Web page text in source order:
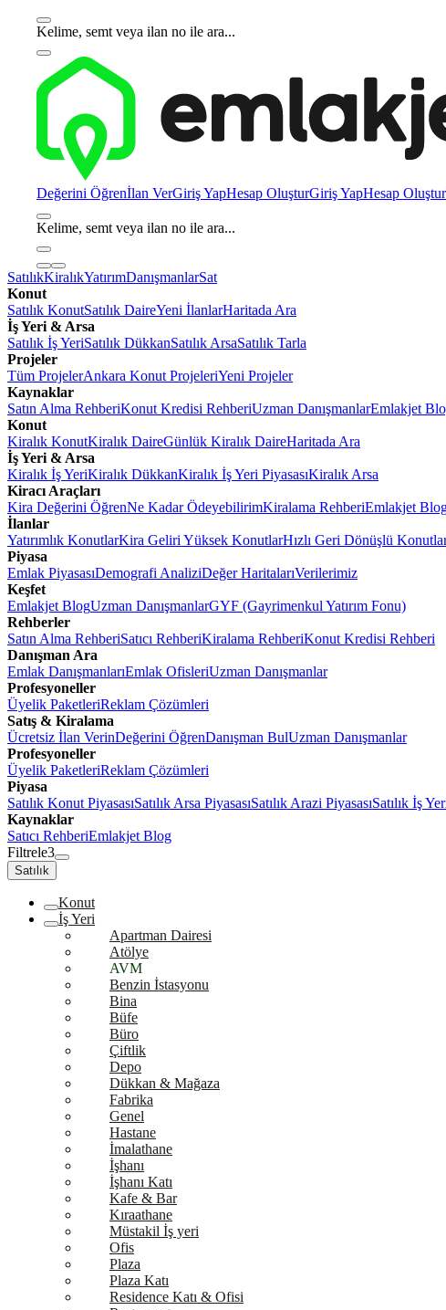
Kelime, semt veya ilan no ile ara...
Değerini Öğrenİlan VerGiriş YapHesap OluşturGiriş YapHesap Oluştur
Kelime, semt veya ilan no ile ara...
SatılıkKiralıkYatırımDanışmanlarSat
Konut
Satılık KonutSatılık DaireYeni İlanlarHaritada Ara
İş Yeri & Arsa
Satılık İş YeriSatılık DükkanSatılık ArsaSatılık Tarla
Projeler
Tüm ProjelerAnkara Konut ProjeleriYeni Projeler
Kaynaklar
Satın Alma RehberiKonut Kredisi RehberiUzman DanışmanlarEmlakjet
Konut
Kiralık KonutKiralık DaireGünlük Kiralık DaireHaritada Ara
İş Yeri & Arsa
Kiralık İş YeriKiralık DükkanKiralık İş Yeri PiyasasıKiralık Arsa
Kiracı Araçları
Kira Değerini ÖğrenNe Kadar ÖdeyebilirimKiralama RehberiEmlakjet
İlanlar
Yatırımlık KonutlarKira Geliri Yüksek KonutlarHızlı Geri Dönüşlü
Piyasa
Emlak PiyasasıDemografi AnaliziDeğer HaritalarıVerilerimiz
Keşfet
Emlakjet BlogUzman DanışmanlarGYF (Gayrimenkul Yatırım Fonu)
Rehberler
Satın Alma RehberiSatıcı RehberiKiralama RehberiKonut Kredisi Rehberi
Danışman Ara
Emlak DanışmanlarıEmlak OfisleriUzman Danışmanlar
Profesyoneller
Üyelik PaketleriReklam Çözümleri
Satış & Kiralama
Ücretsiz İlan VerinDeğerini ÖğrenDanışman BulUzman Danışmanlar
Profesyoneller
Üyelik PaketleriReklam Çözümleri
Piyasa
Satılık Konut PiyasasıSatılık Arsa PiyasasıSatılık Arazi PiyasasıSatılık İş
Kaynaklar
Satıcı RehberiEmlakjet Blog
Filtrele3
Satılık
Konut
İş Yeri
Apartman Dairesi
Atölye
AVM
Benzin İstasyonu
Bina
Büfe
Büro
Çiftlik
Depo
Dükkan & Mağaza
Fabrika
Genel
Hastane
İmalathane
İşhanı
İşhanı Katı
Kafe & Bar
Kıraathane
Müstakil İş yeri
Ofis
Plaza
Plaza Katı
Residence Katı & Ofisi